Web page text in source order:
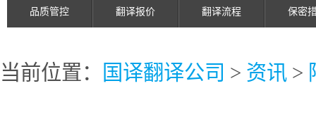
品质管控 翻译报价 翻译流程 保密
当前位置： 国译翻译公司 > 资讯 >